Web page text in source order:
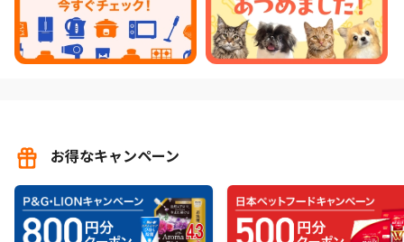
お得なキャンペーン